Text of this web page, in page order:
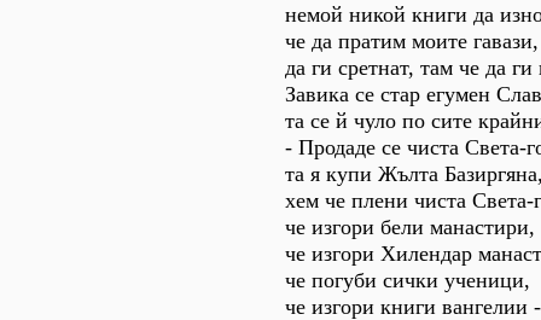
немой никой книги да
че да пратим моите гавази,
да ги сретнат, там че да ги
Завика се стар егумен
та се й чуло по сите
- Продаде се чиста Света-
та я купи Жълта
хем че плени чиста Света-
че изгори бели манастири,
че изгори Хилендар
че погуби сички ученици,
че изгори книги вангелии -